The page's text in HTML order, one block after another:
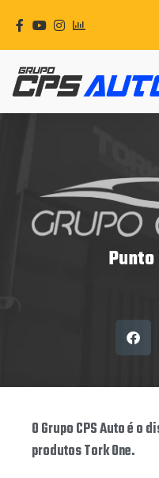
O Grupo CPS Auto é
produtos Tork One.